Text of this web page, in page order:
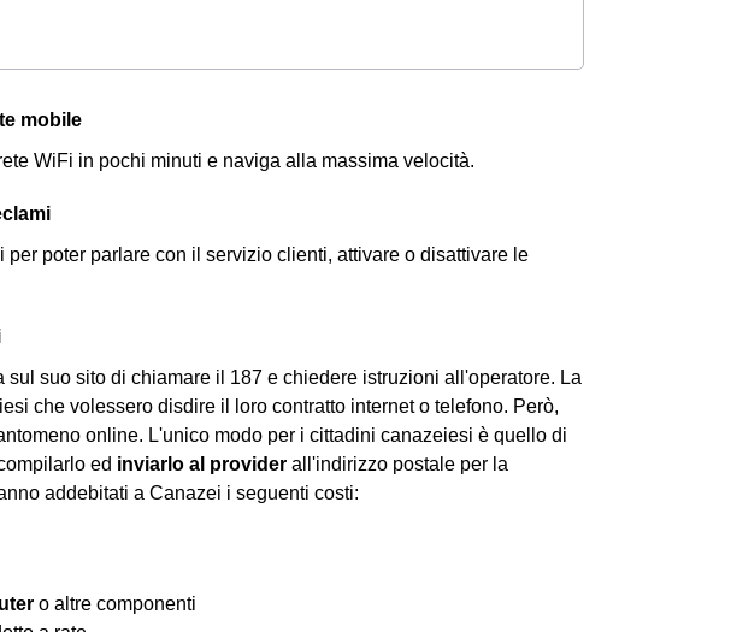
mobile
WiFi in pochi minuti e naviga alla massima velocità.
poter parlare con il servizio clienti, attivare o disattivare le
sul suo sito di chiamare il 187 e chiedere istruzioni all'operatore. La
che volessero disdire il loro contratto internet o telefono. Però,
online. L'unico modo per i cittadini canazeiesi è quello di
ed inviarlo al provider all'indirizzo postale per la
addebitati a Canazei i seguenti costi:
o altre componenti